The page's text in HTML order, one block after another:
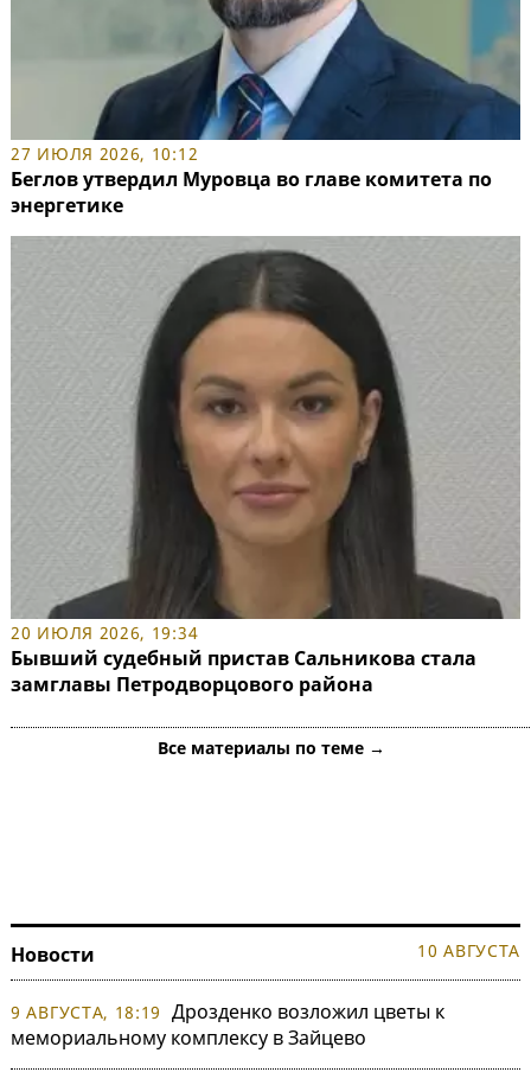
27 ИЮЛЯ 2026, 10:12
Беглов утвердил Муровца во главе комитета по
энергетике
20 ИЮЛЯ 2026, 19:34
Бывший судебный пристав Сальникова стала
замглавы Петродворцового района
Все материалы по теме →
Новости 10 АВГУСТА
9 АВГУСТА, 18:19 Дрозденко возложил цветы к
мемориальному комплексу в Зайцево